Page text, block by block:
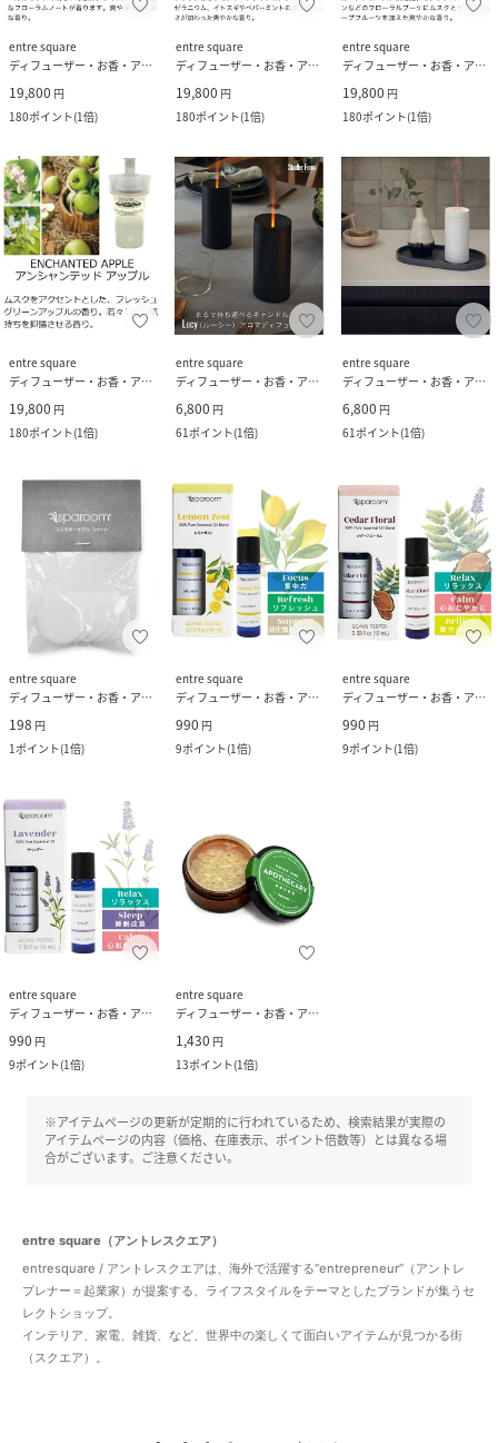
entre square
ディフューザー・お香・アロマオイル・キャンドル
19,800 円
180ポイント(1倍)
entre square
ディフューザー・お香・アロマオイル・キャンドル
19,800 円
180ポイント(1倍)
entre square
ディフューザー・お香・アロマオイル・キャンドル
19,800 円
180ポイント(1倍)
entre square
ディフューザー・お香・アロマオイル・キャンドル
19,800 円
180ポイント(1倍)
entre square
ディフューザー・お香・アロマオイル・キャンドル
6,800 円
61ポイント(1倍)
entre square
ディフューザー・お香・アロマオイル・キャンドル
6,800 円
61ポイント(1倍)
entre square
ディフューザー・お香・アロマオイル・キャンドル
198 円
1ポイント(1倍)
entre square
ディフューザー・お香・アロマオイル・キャンドル
990 円
9ポイント(1倍)
entre square
ディフューザー・お香・アロマオイル・キャンドル
990 円
9ポイント(1倍)
entre square
ディフューザー・お香・アロマオイル・キャンドル
990 円
9ポイント(1倍)
entre square
ディフューザー・お香・アロマオイル・キャンドル
1,430 円
13ポイント(1倍)
※アイテムページの更新が定期的に行われているため、検索結果が実際の
アイテムページの内容（価格、在庫表示、ポイント倍数等）とは異なる場
合がございます。ご注意ください。
entre square（アントレスクエア）
entresquare / アントレスクエアは、海外で活躍する“entrepreneur”（アントレ
プレナー＝起業家）が提案する、ライフスタイルをテーマとしたブランドが集うセ
レクトショップ。
インテリア、家電、雑貨、など、世界中の楽しくて面白いアイテムが見つかる街
（スクエア）。